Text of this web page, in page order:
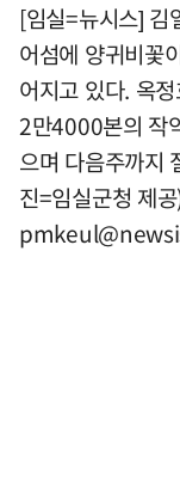
[임실=뉴시스] 김
어섬에 양귀비꽃
어지고 있다. 옥
2만4000본의 작
으며 다음주까지
진=임실군청 제